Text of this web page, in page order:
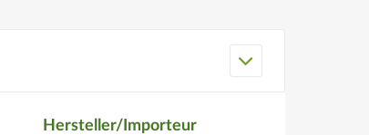
Hersteller/Importeur